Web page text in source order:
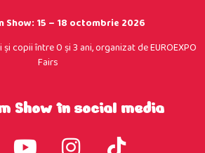
Show: 15 – 18 octombrie 2026
copii între 0 şi 3 ani, organizat de EUROEXPO
Fairs
Show în social media